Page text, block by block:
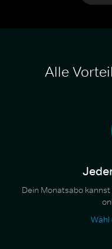
Alle
Dein Monatsabo
Wähl